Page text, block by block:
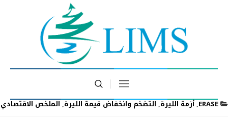
ERASE
,أزمة الليرة,التضخم وانخفاض قيمة الليرة,الملخص الاقتصادي